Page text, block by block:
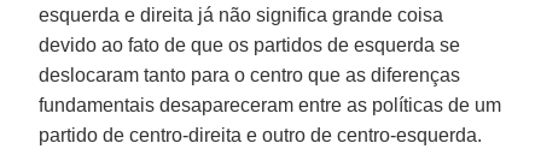
esquerda e direita já não significa grande coisa
devido ao fato de que os partidos de esquerda se
deslocaram tanto para o centro que as diferenças
fundamentais desapareceram entre as políticas de um
partido de centro-direita e outro de centro-esquerda.